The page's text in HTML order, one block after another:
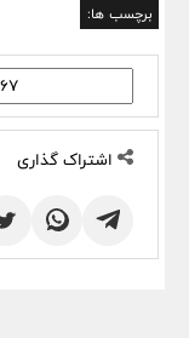
برچسب ها:
اشتراک گذاری